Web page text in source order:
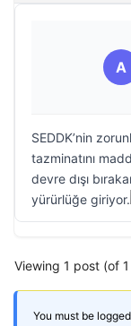
A
SEDDK’nin
tazminatını
devre dışı
yürürlüğe giriyor.
Viewing 1 post (of
You must be